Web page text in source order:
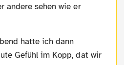
andere sehen wie er
Gefühl im Kopp, dat wir